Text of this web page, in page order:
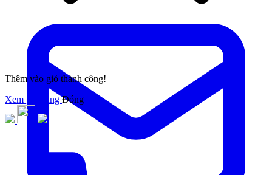
Thêm vào giỏ thành công!
Xem giỏ hàngĐóng